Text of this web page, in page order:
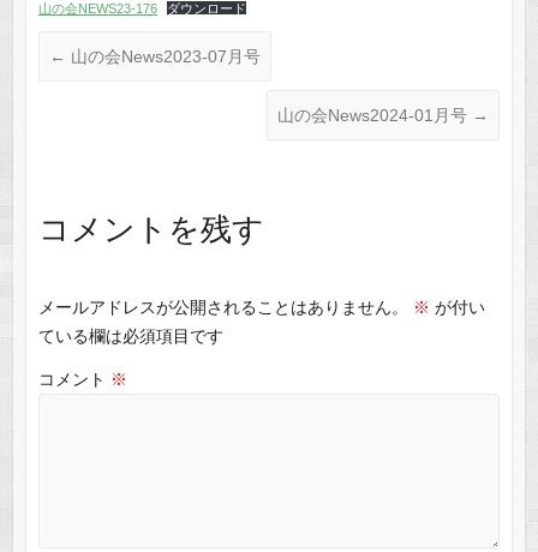
山の会NEWS23-176 ダウンロード
← 山の会News2023-07月号
山の会News2024-01月号 →
コメントを残す
メールアドレスが公開されることはありません。 ※ が付い
ている欄は必須項目です
コメント ※